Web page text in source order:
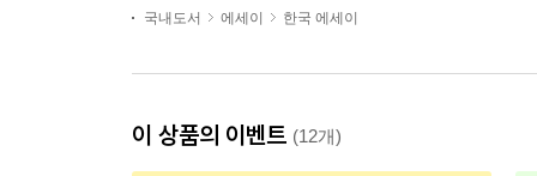
국내도서 에세이 한국 에세이
이 상품의 이벤트 (12개)